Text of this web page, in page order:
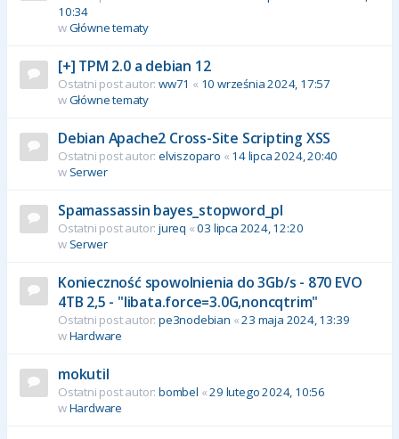
10:34
wGłówne tematy
[+] TPM 2.0 a debian 12
Ostatni post autor: ww71 « 10 września 2024, 17:57
wGłówne tematy
Debian Apache2 Cross-Site Scripting XSS
Ostatni post autor: elviszoparo « 14 lipca 2024, 20:40
w Serwer
Spamassassin bayes_stopword_pl
Ostatni post autor: jureq «03 lipca 2024, 12:20
w Serwer
Konieczność spowolnienia do 3Gb/s - 870 EVO
4TB 2,5 - "libata.force=3.0G,noncqtrim"
Ostatni post autor: pe3nodebian «23 maja 2024, 13:39
wHardware
mokutil
Ostatni post autor: bombel «29 lutego 2024, 10:56
wHardware